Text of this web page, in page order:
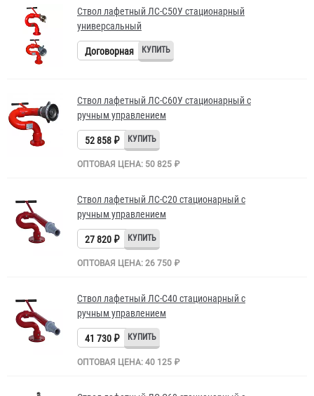
Ствол лафетный ЛС-С50У стационарный
универсальный
Договорная
Ствол лафетный ЛС-С60У стационарный с
ручным управлением
52 858 ₽
ОПТОВАЯ ЦЕНА: 50 825 ₽
Ствол лафетный ЛС-С20 стационарный с
ручным управлением
27 820 ₽
ОПТОВАЯ ЦЕНА: 26 750 ₽
Ствол лафетный ЛС-С40 стационарный с
ручным управлением
41 730 ₽
ОПТОВАЯ ЦЕНА: 40 125 ₽